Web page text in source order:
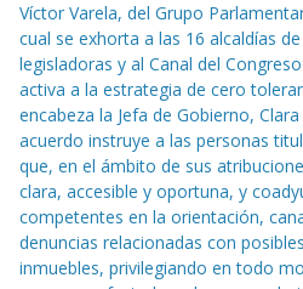
Víctor Varela, del Grupo
cual se exhorta a las 16 alcaldías
legisladoras y al Canal del
activa a la estrategia de cero
encabeza la Jefa de Gobierno,
acuerdo instruye a las personas
que, en el ámbito de sus
clara, accesible y oportuna, y
competentes en la orientación,
denuncias relacionadas con
inmuebles, privilegiando en todo